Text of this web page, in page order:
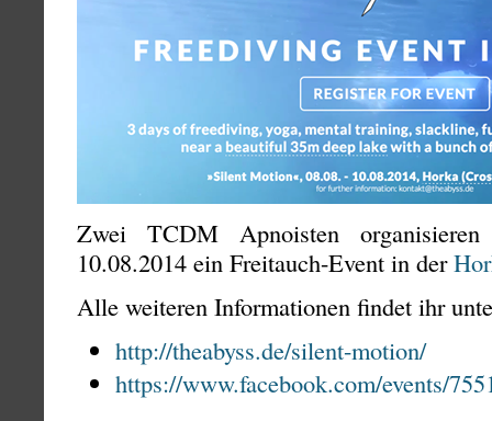
Zwei TCDM Apnoisten
10.08.2014 ein Freitauch-Event in der
Alle weiteren Informationen findet ihr
http://theabyss.de/silent-motion/
https://www.facebook.com/events/